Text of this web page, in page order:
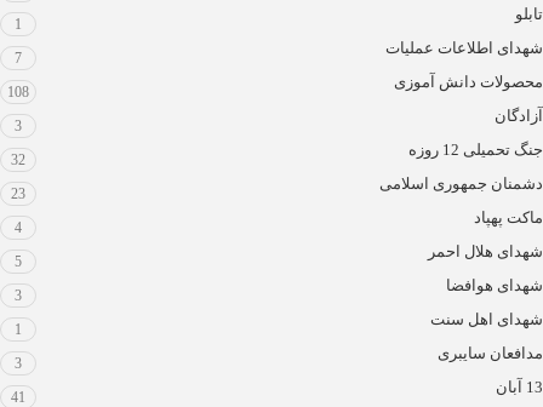
تابلو
1
شهدای اطلاعات عملیات
7
محصولات دانش آموزی
108
آزادگان
3
جنگ تحمیلی 12 روزه
32
دشمنان جمهوری اسلامی
23
ماکت پهپاد
4
شهدای هلال احمر
5
شهدای هوافضا
3
شهدای اهل سنت
1
مدافعان سایبری
3
13 آبان
41